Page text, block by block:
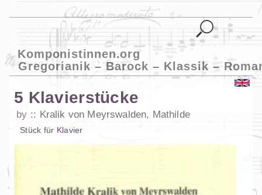
Komponistinnen.org
Gregorianik – Barock – Klassik –
5 Klavierstücke
by Kralik von Meyrswalden, Mathilde
Stück für Klavier